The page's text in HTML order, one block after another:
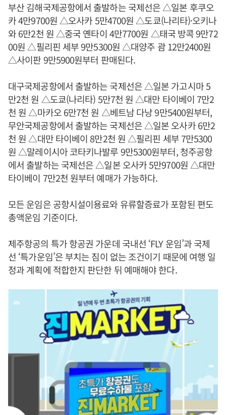
부산 김해국제공항에서 출발하는 국제선은 △일본 후쿠오
카 4만9700원 △오사카 5만4700원 △도쿄(나리타)·오키나
와 6만2천 원 △중국 옌타이 4만7700원 △태국 방콕 9만72
00원 △필리핀 세부 9만5300원 △대양주 괌 12만2400원
△사이판 9만5900원부터 판매된다.
대구국제공항에서 출발하는 국제선은 △일본 가고시마 5
만2천 원 △도쿄(나리타) 5만7천 원 △대만 타이베이 7만2
천 원 △마카오 6만7천 원 △베트남 다낭 9만5400원부터,
무안국제공항에서 출발하는 국제선은 △일본 오사카 6만2
천 원 △대만 타이베이 8만2천 원 △필리핀 세부 7만5300
원 △말레이시아 코타키나발루 9만5300원부터, 청주공항
에서 출발하는 국제선은 △일본 오사카 5만9700원 △대만
타이베이 7만2천 원부터 예매가 가능하다.
모든 운임은 공항시설이용료와 유류할증료가 포함된 편도
총액운임 기준이다.
제주항공의 특가 항공권 가운데 국내선 ‘FLY 운임’과 국제
선 ‘특가운임’은 부치는 짐이 없는 조건이기 때문에 여행 일
정과 계획에 적합한지 판단한 뒤 예매해야 한다.